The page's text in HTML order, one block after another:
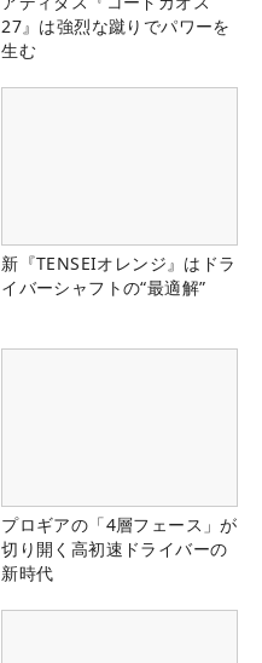
27』は強烈な蹴りでパワーを
生む
新『TENSEIオレンジ』はドラ
イバーシャフトの“最適解”
プロギアの「4層フェース」が
切り開く高初速ドライバーの
新時代